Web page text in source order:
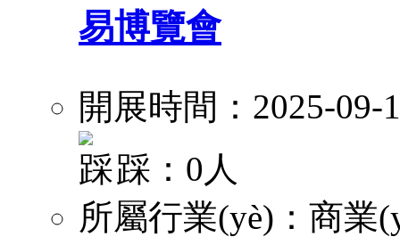
易博覽會
開展時間：2025-
踩：0人
所屬行業(yè)： 商業